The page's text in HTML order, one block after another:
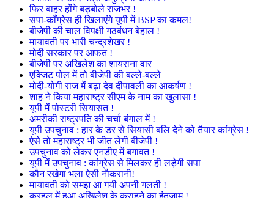
फिर बाहर होंगे बड़बोले राजभर !
सपा-काँग्रेस ही खिलाएंगे यूपी में BSP का कमल!
बीजेपी की चाल विपक्षी गठबंधन बेहाल !
मायावती पर भारी चन्द्रशेखर !
मोदी सरकार पर आफत !
बीजेपी पर अखिलेश का शायराना वार
एक्जिट पोल में तो बीजेपी की बल्ले-बल्ले
मोदी-योगी राज में बढ़ा देव दीपावली का आकर्षण !
शाह ने किया महाराष्ट्र सीएम के नाम का खुलासा !
यूपी में पोस्टरी सियासत !
अमरीकी राष्ट्रपति की चर्चा बंगाल में !
यूपी उपचुनाव : हार के डर से सियासी बलि देने को तैयार कांग्रेस !
ऐसे तो महाराष्ट्र भी जीत लेगी बीजेपी !
उपचुनाव को लेकर एनडीए में बगावत !
यूपी में उपचुनाव : कांग्रेस से मिलकर ही लड़ेगी सपा
कौन रखेगा भला ऐसी नौकरानी!
मायावती को समझ आ गयी अपनी गलती !
करहल में हुआ अखिलेश के कराहने का इंतजाम !